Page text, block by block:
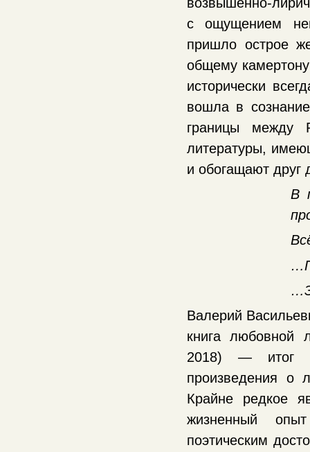
с ощущением
пришло острое
общему
исторически
вошла в
границы между
литературы,
и обогащают друг
В
Валерий
книга любовной
2018) — итог
произведения о
Крайне редкое
жизненный
поэтическим